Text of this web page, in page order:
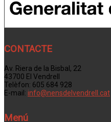
CONTACTE
Av. Riera de la Bisbal, 22
43700 El Vendrell
Telèfon: 605 684 928
E-mail: info@nensdelvendrell.cat
Menú